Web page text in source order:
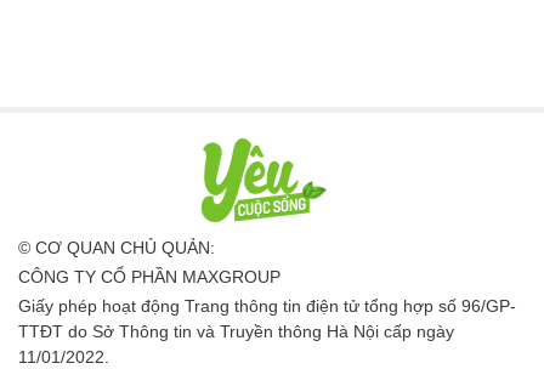
© CƠ QUAN CHỦ QUẢN:
CÔNG TY CỔ PHẦN MAXGROUP
Giấy phép hoạt động Trang thông tin điện tử tổng hợp số 96/GP-
TTĐT do Sở Thông tin và Truyền thông Hà Nội cấp ngày
11/01/2022.